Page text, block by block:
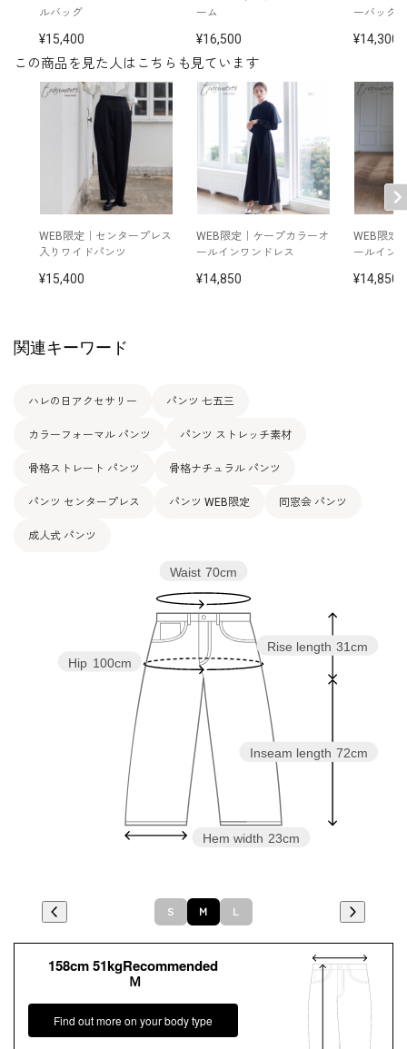
5510235-10
※モデル：身長168cm 9号着用
この商品を見た人はこちらも見ています
WEB限定｜センタープレス
入りワイドパンツ
15,400
WEB限定｜ケープカラーオ
ールインワンドレス
14,850
WEB限定
ールイン
14,850
ルバッグ
15,400
ーム
16,500
ーバッグ
14,300
関連キーワード
ハレの日アクセサリー パンツ 七五三
カラーフォーマル パンツ パンツ ストレッチ素材
骨格ストレート パンツ 骨格ナチュラル パンツ
パンツ センタープレス パンツ WEB限定 同窓会 パンツ
成人式 パンツ
Inseam length 72cm
Rise length 31cm
Hem width 23cm
Hip 100cm
Waist 70cm
Ｓ Ｍ Ｌ
158cm 51kgRecommended
Ｍ
Find out more on your body type